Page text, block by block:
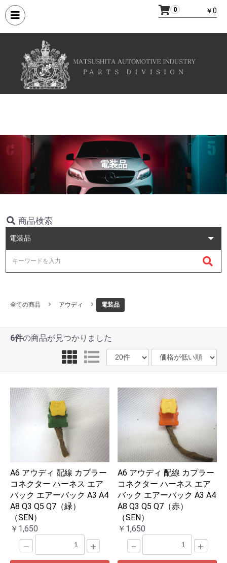
0 ￥0
電装品
商品検索
全ての商品 アウディ 電装品
6件の商品が見つかりました
A6 アウディ 配線 カプラー
コネクター ハーネス エア
バック エアーバック A3 A4
A8 Q3 Q5 Q7（緑）
（SEN）
￥1,650
－ ＋
A6 アウディ 配線 カプラー
コネクター ハーネス エア
バック エアーバック A3 A4
A8 Q3 Q5 Q7（赤）
（SEN）
￥1,650
－ ＋